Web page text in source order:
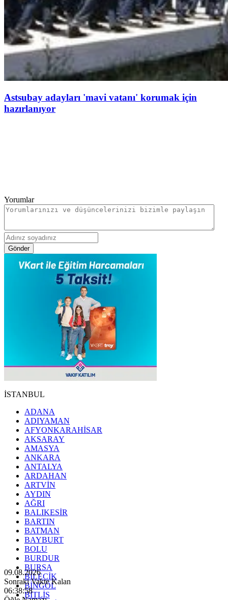
Astsubay adayları 'mavi vatanı' korumak için
hazırlanıyor
Yorumlar
Gönder
İSTANBUL
ADANA
ADIYAMAN
AFYONKARAHİSAR
AKSARAY
AMASYA
ANKARA
ANTALYA
ARDAHAN
ARTVİN
AYDIN
AĞRI
BALIKESİR
BARTIN
BATMAN
BAYBURT
BOLU
BURDUR
BURSA
BİLECİK
BİNGÖL
BİTLİS
09.08.2026
Sonraki Vakte Kalan
06:38:56